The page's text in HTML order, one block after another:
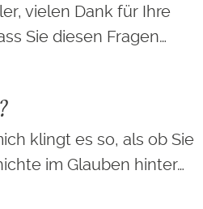
vielen Dank für Ihre
Sie diesen Fragen…
klingt es so, als ob Sie
im Glauben hinter…